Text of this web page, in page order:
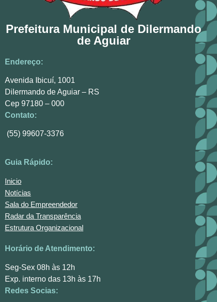
Prefeitura Municipal de Dilermando
de Aguiar
Endereço:
Avenida Ibicuí, 1001
Dilermando de Aguiar – RS
Cep 97180 – 000
Contato:
(55) 99607-3376
Guia Rápido:
Inicio
Notícias
Sala do Empreendedor
Radar da Transparência
Estrutura Organizacional
Horário de Atendimento:
Seg-Sex 08h às 12h
Exp. interno das 13h às 17h
Redes Socias: